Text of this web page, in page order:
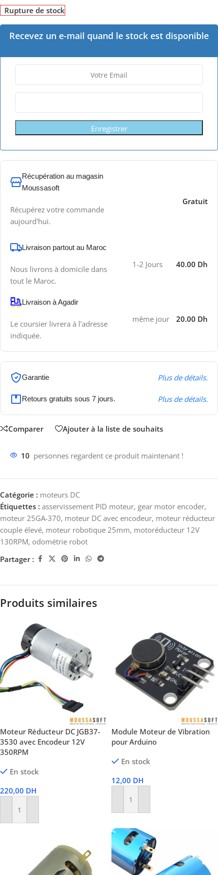
Rupture de stock
Recevez un e-mail quand le stock est disponible
Enregistrer
Récupération au magasin
Moussasoft
Récupérez votre commande
aujourd'hui.
Gratuit
Livraison partout au Maroc
Nous livrons à domicile dans
tout le Maroc.
1-2 Jours 40.00 Dh
Livraison à Agadir
Le coursier livrera à l'adresse
indiquée.
même jour 20.00 Dh
Garantie Plus de détails.
Retours gratuits sous 7 jours. Plus de détails.
Comparer Ajouter à la liste de souhaits
10 personnes regardent ce produit maintenant !
Catégorie : moteurs DC
Étiquettes : asservissement PID moteur, gear motor encoder,
moteur 25GA-370, moteur DC avec encodeur, moteur réducteur
couple élevé, moteur robotique 25mm, motoréducteur 12V
130RPM, odométrie robot
Partager :
Produits similaires
Moteur Réducteur DC JGB37-
3530 avec Encodeur 12V
350RPM
En stock
220,00 DH
Ajouter Au Panier
Module Moteur de Vibration
pour Arduino
En stock
12,00 DH
Ajouter Au Panier